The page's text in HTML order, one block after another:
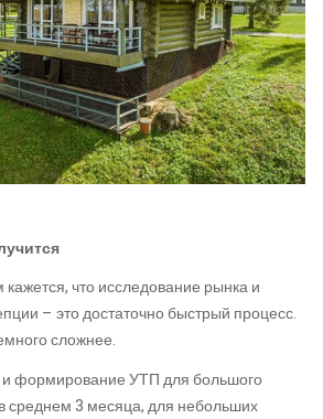
кажется, что исследование рынка и
– это достаточно быстрый процесс.
сложнее.
формирование УТП для большого
среднем 3 месяца, для небольших